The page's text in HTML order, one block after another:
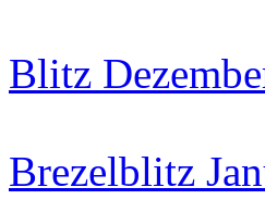
Blitz
Brezelblitz